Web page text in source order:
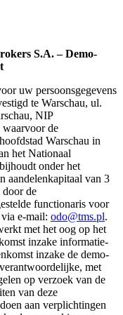
S.A. – Demo-
uw persoonsgegevens
te Warschau, ul.
NIP
de
Warschau in
het Nationaal
onder het
aandelenkapitaal van 3
de
functionaris voor
e-mail: odo@tms.pl.
met het oog op het
inzake informatie-
inzake de demo-
met
op verzoek van de
van deze
aan verplichtingen